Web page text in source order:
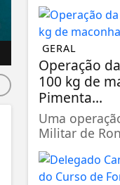
GERAL
Operação
100 kg de
Pimenta...
Uma
Militar de